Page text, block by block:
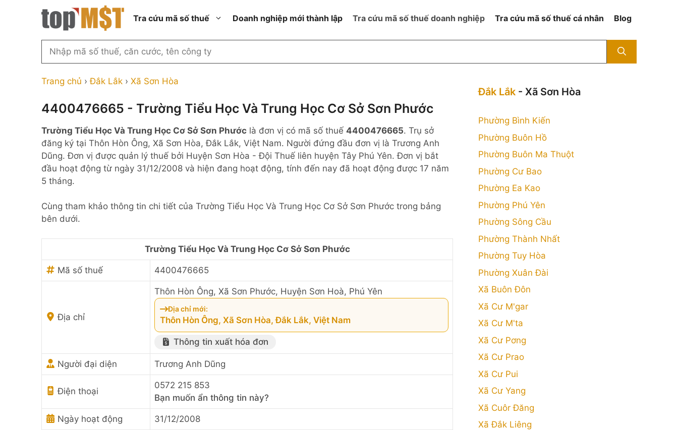
Tra cứu mã số thuế
Thành phố Hồ Chí Minh
Thành phố Hà Nội
Thành phố Đà Nẵng
Thành phố Hải Phòng
Thanh Hóa
Bắc Ninh
Công ty cổ phần ngoài NN
Công ty hợp doanh
thành viên ngoài NN
thành viên trở lên ngoài NN
Công ty trách nhiệm hữu hạn
ngoài NN
Hộ kinh doanh cá thể
Ngừng hoạt động nhưng chưa
hoàn thành thủ tục đóng MST
Không hoạt động tại địa chỉ đã
đăng ký
Doanh nghiệp mới thành lập Tra cứu mã số thuế doanh nghiệp Tra cứu mã số thuế cá nhân Blog
Tìm
theo
công
người
đại
diện
hoặc
mã
thuế
...
Trang chủ ›Đắk Lắk › Xã Sơn Hòa
4400476665 - Trường Tiểu Học Và Trung Học Cơ Sở Sơn Phước
Trường Tiểu Học Và Trung Học Cơ Sở Sơn Phước là đơn vị có mã số thuế 4400476665. Trụ sở
đăng ký tại Thôn Hòn Ông, Xã Sơn Hòa, Đắk Lắk, Việt Nam. Người đứng đầu đơn vị là Trương Anh
Dũng. Đơn vị được quản lý thuế bởi Huyện Sơn Hòa - Đội Thuế liên huyện Tây Phú Yên. Đơn vị bắt
đầu hoạt động từ ngày 31/12/2008 và hiện đang hoạt động, tính đến nay đã hoạt động được 17 năm
5 tháng.
Cùng tham khảo thông tin chi tiết của Trường Tiểu Học Và Trung Học Cơ Sở Sơn Phước trong bảng
bên dưới.
Trường Tiểu Học Và Trung Học Cơ Sở Sơn Phước
Mã số thuế 4400476665
Địa chỉ
Thôn Hòn Ông, Xã Sơn Phước, Huyện Sơn Hoà, Phú Yên
Địa chỉ mới:
Thôn Hòn Ông, Xã Sơn Hòa, Đắk Lắk, Việt Nam
Thông tin xuất hóa đơn
Người đại diện Trương Anh Dũng
Điện thoại
0572 215 853
Bạn muốn ẩn thông tin này?
Ngày hoạt động 31/12/2008
Đắk Lắk - Xã Sơn Hòa
Phường Bình Kiến
Phường Buôn Hồ
Phường Buôn Ma Thuột
Phường Cư Bao
Phường Ea Kao
Phường Phú Yên
Phường Sông Cầu
Phường Thành Nhất
Phường Tuy Hòa
Phường Xuân Đài
Xã Buôn Đôn
Xã Cư M'gar
Xã Cư M'ta
Xã Cư Pơng
Xã Cư Prao
Xã Cư Pui
Xã Cư Yang
Xã Cuôr Đăng
Xã Đắk Liêng